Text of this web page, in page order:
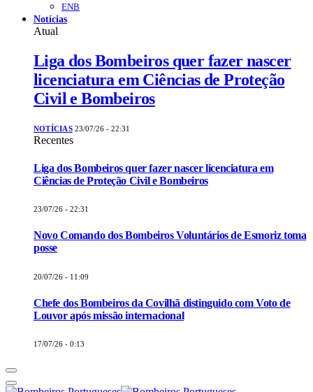
ENB
Notícias
Atual
Liga dos Bombeiros quer fazer nascer
licenciatura em Ciências de Proteção
Civil e Bombeiros
NOTÍCIAS 23/07/26 - 22:31
Recentes
Liga dos Bombeiros quer fazer nascer licenciatura em
Ciências de Proteção Civil e Bombeiros
23/07/26 - 22:31
Novo Comando dos Bombeiros Voluntários de Esmoriz toma
posse
20/07/26 - 11:09
Chefe dos Bombeiros da Covilhã distinguido com Voto de
Louvor após missão internacional
17/07/26 - 0:13